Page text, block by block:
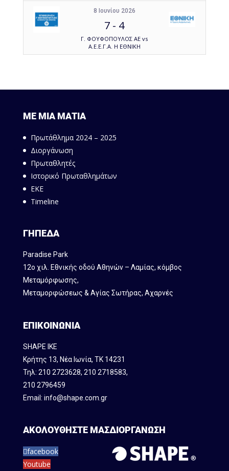
8 Ιουνίου 2026
7 - 4
Γ. ΦΟΥΦΟΠΟΥΛΟΣ ΑΕ vs
Α.Ε.Ε.Γ.Α. Η ΕΘΝΙΚΗ
ΜΕ ΜΙΑ ΜΑΤΙΑ
Πρωτάθλημα 2024 – 2025
Διοργάνωση
Πρωταθλητές
Ιστορικό Πρωταθλημάτων
ΕΚΕ
Timeline
ΓΗΠΕΔΑ
Paradise Park
12ο χιλ. Εθνικής οδού Αθηνών – Λαμίας, κόμβος
Mεταμόρφωσης,
Μεταμορφώσεως & Αγίας Σωτήρας, Αχαρνές
ΕΠΙΚΟΙΝΩΝΙΑ
SHAPE IKE
Κρήτης 13, Νέα Ιωνία, ΤΚ 14231
Τηλ: 210 2723628, 210 2718583,
210 2796459
Email: info@shape.com.gr
ΑΚΟΛΟΥΘΗΣΤΕ ΜΑΣ
facebook
Youtube
ΔΙΟΡΓΑΝΩΣΗ